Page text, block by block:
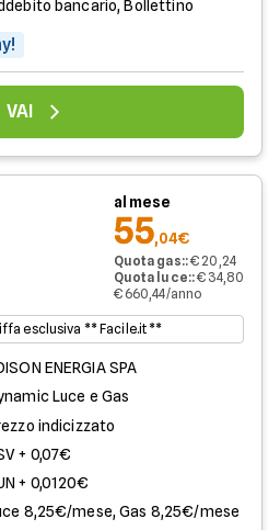
bancario, Bollettino
VAI
al mese
55,04€
Quota gas::€ 20,24
Quota luce::€ 34,80
€ 660,44/anno
esclusiva ** Facile.it **
ENERGIA SPA
Luce e Gas
indicizzato
+ 0,07€
+ 0,0120€
8,25€/mese, Gas 8,25€/mese